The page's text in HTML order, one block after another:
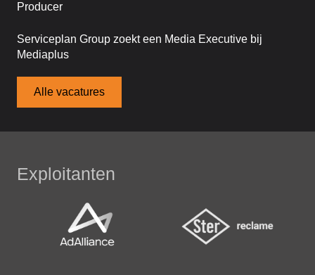
Producer
Serviceplan Group zoekt een Media Executive bij
Mediaplus
Alle vacatures
Exploitanten